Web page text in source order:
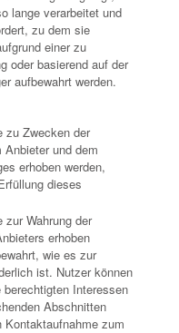
lange verarbeitet und
zu dem sie
einer zu
oder basierend auf der
aufbewahrt werden.
zu Zwecken der
und dem
erhoben werden,
dieses
zur Wahrung der
erhoben
wie es zur
ist. Nutzer können
berechtigten Interessen
Abschnitten
zum